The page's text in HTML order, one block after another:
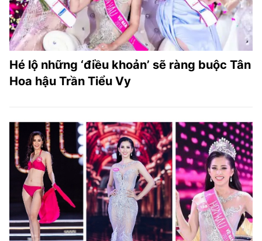
Hé lộ những ‘điều khoản’ sẽ ràng buộc Tân
Hoa hậu Trần Tiểu Vy